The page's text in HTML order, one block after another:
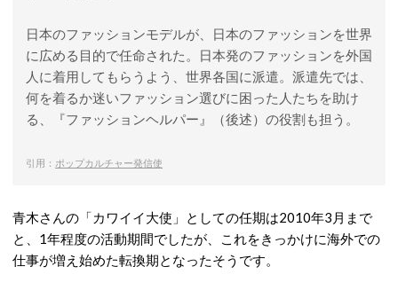
日本のファッションモデルが、日本のファッションを世界
に広める目的で任命された。日本発のファッションを外国
人に着用してもらうよう、世界各国に派遣。派遣先では、
何を着るか迷いファッション選びに困った人たちを助け
る、『ファッションヘルパー』（後述）の役割も担う。
引用： ポップカルチャー発信使
青木さんの「カワイイ大使」としての任期は2010年3月まで
と、1年程度の活動期間でしたが、これをきっかけに海外での
仕事が増え始めた転換期となったそうです。